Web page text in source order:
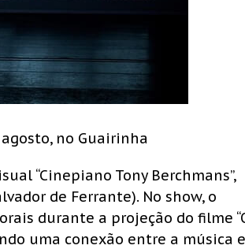
no Guairinha
“Cinepiano Tony Berchmans”,
de Ferrante). No show, o
durante a projeção do filme
uma conexão entre a música e